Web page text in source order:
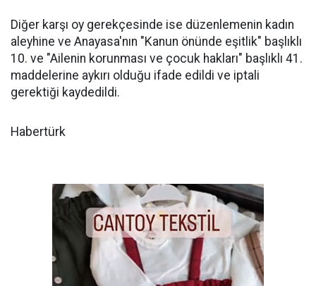
Diğer karşı oy gerekçesinde ise düzenlemenin kadın
aleyhine ve Anayasa'nın "Kanun önünde eşitlik" başlıklı
10. ve "Ailenin korunması ve çocuk hakları" başlıklı 41.
maddelerine aykırı olduğu ifade edildi ve iptali
gerektiği kaydedildi.
Habertürk